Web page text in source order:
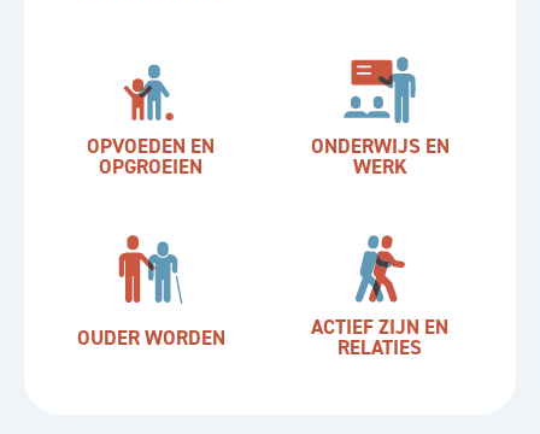
OPVOEDEN EN
OPGROEIEN
ONDERWIJS EN
WERK
OUDER WORDEN ACTIEF ZIJN EN
RELATIES